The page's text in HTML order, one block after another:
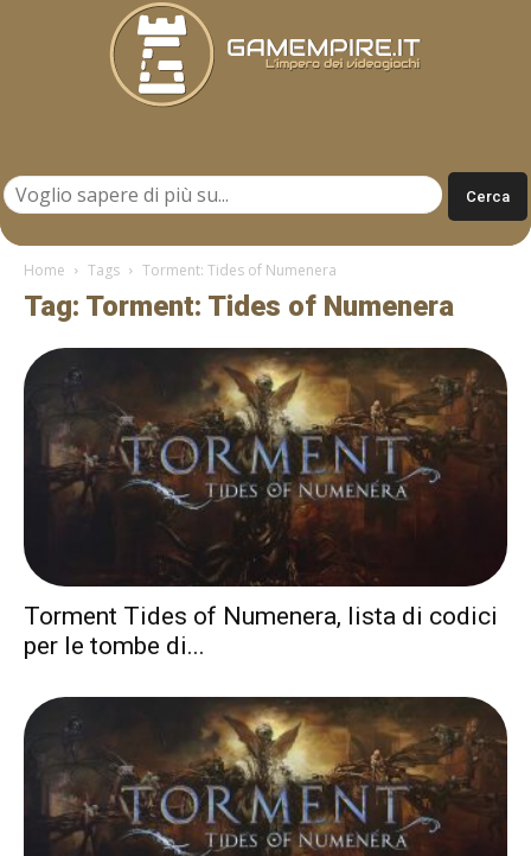
Home Tags Torment: Tides of Numenera
Tag: Torment: Tides of Numenera
Torment Tides of Numenera, lista di codici
per le tombe di...